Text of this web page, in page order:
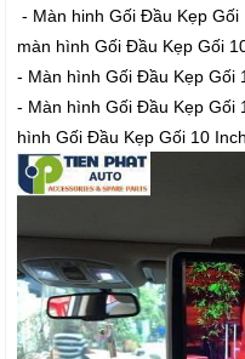
- Màn hinh Gối Đầu Kẹp
màn hình Gối Đầu Kẹp Gối
- Màn hình Gối Đầu Kẹp Gối
- Màn hình Gối Đầu Kẹp Gối
hình Gối Đầu Kẹp Gối 10